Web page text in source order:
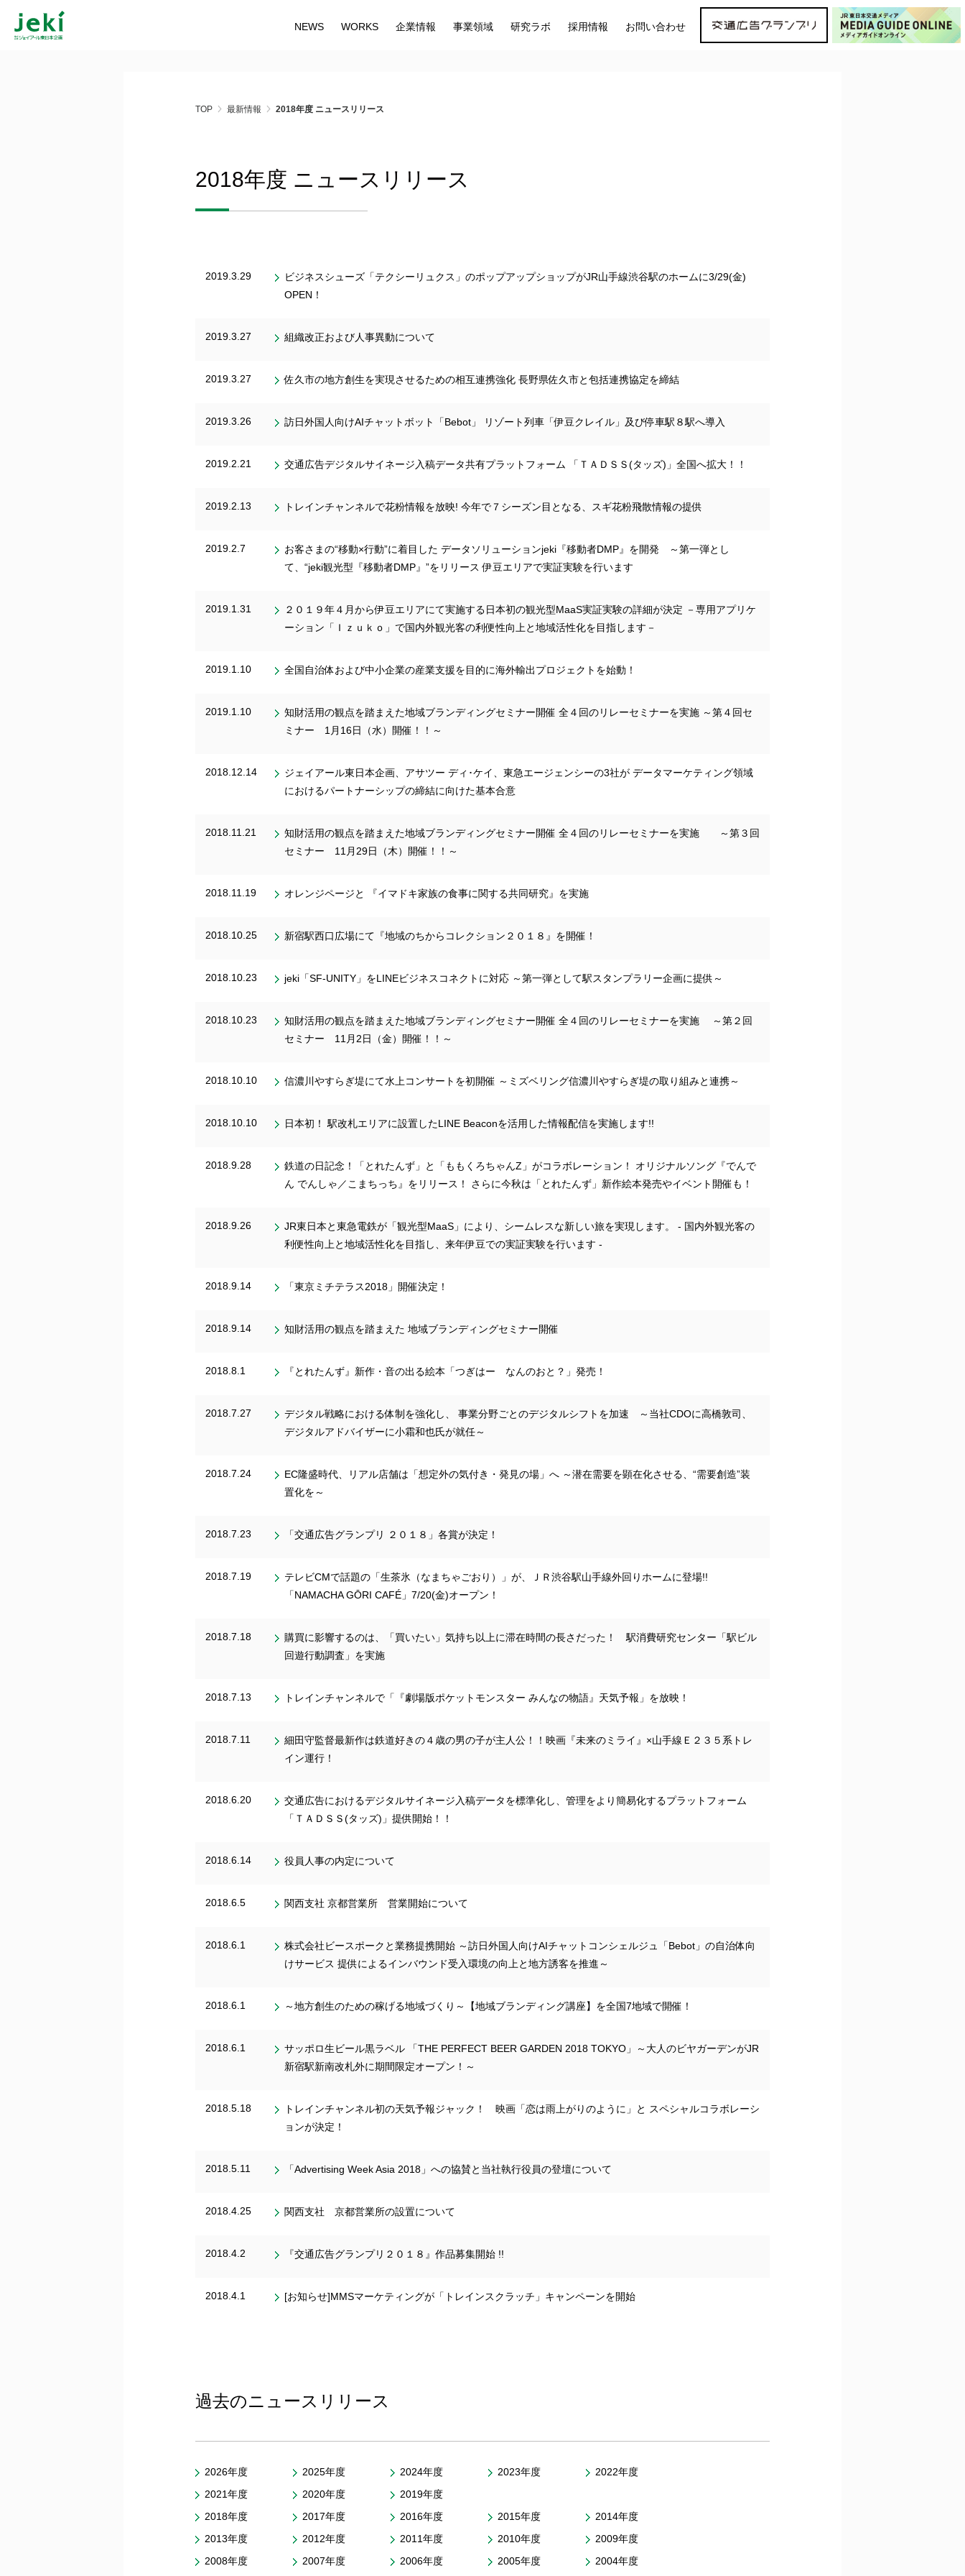
NEWS WORKS 企業情報 事業領域 研究ラボ 採用情報 お問い合わせ
TOP 最新情報 2018年度 ニュースリリース
2018年度 ニュースリリース
2019.3.29
ビジネスシューズ「テクシーリュクス」のポップアップショップがJR山手線渋谷駅のホームに3/29(金)
OPEN！
2019.3.27 組織改正および人事異動について
2019.3.27 佐久市の地方創生を実現させるための相互連携強化 長野県佐久市と包括連携協定を締結
2019.3.26 訪日外国人向けAIチャットボット「Bebot」 リゾート列車「伊豆クレイル」及び停車駅８駅へ導入
2019.2.21 交通広告デジタルサイネージ入稿データ共有プラットフォーム 「ＴＡＤＳＳ(タッズ)」全国へ拡大！！
2019.2.13 トレインチャンネルで花粉情報を放映! 今年で７シーズン目となる、スギ花粉飛散情報の提供
2019.2.7
お客さまの“移動×行動”に着目した データソリューションjeki『移動者DMP』を開発 ～第一弾とし
て、“jeki観光型『移動者DMP』”をリリース 伊豆エリアで実証実験を行います
2019.1.31
２０１９年４月から伊豆エリアにて実施する日本初の観光型MaaS実証実験の詳細が決定 －専用アプリケ
ーション「Ｉｚｕｋｏ」で国内外観光客の利便性向上と地域活性化を目指します－
2019.1.10 全国自治体および中小企業の産業支援を目的に海外輸出プロジェクトを始動！
2019.1.10
知財活用の観点を踏まえた地域ブランディングセミナー開催 全４回のリレーセミナーを実施 ～第４回セ
ミナー 1月16日（水）開催！！～
2018.12.14
ジェイアール東日本企画、アサツー ディ･ケイ、東急エージェンシーの3社が データマーケティング領域
におけるパートナーシップの締結に向けた基本合意
2018.11.21
知財活用の観点を踏まえた地域ブランディングセミナー開催 全４回のリレーセミナーを実施 ～第３回
セミナー 11月29日（木）開催！！～
2018.11.19 オレンジページと 『イマドキ家族の食事に関する共同研究』を実施
2018.10.25 新宿駅西口広場にて『地域のちからコレクション２０１８』を開催！
2018.10.23 jeki「SF-UNITY」をLINEビジネスコネクトに対応 ～第一弾として駅スタンプラリー企画に提供～
2018.10.23
知財活用の観点を踏まえた地域ブランディングセミナー開催 全４回のリレーセミナーを実施 ～第２回
セミナー 11月2日（金）開催！！～
2018.10.10 信濃川やすらぎ堤にて水上コンサートを初開催 ～ミズベリング信濃川やすらぎ堤の取り組みと連携～
2018.10.10 日本初！ 駅改札エリアに設置したLINE Beaconを活用した情報配信を実施します!!
2018.9.28
鉄道の日記念！「とれたんず」と「ももくろちゃんZ」がコラボレーション！ オリジナルソング『でんで
ん でんしゃ／こまちっち』をリリース！ さらに今秋は「とれたんず」新作絵本発売やイベント開催も！
2018.9.26
JR東日本と東急電鉄が「観光型MaaS」により、シームレスな新しい旅を実現します。 - 国内外観光客の
利便性向上と地域活性化を目指し、来年伊豆での実証実験を行います -
2018.9.14 「東京ミチテラス2018」開催決定！
2018.9.14 知財活用の観点を踏まえた 地域ブランディングセミナー開催
2018.8.1 『とれたんず』新作・音の出る絵本「つぎはー なんのおと？」発売！
2018.7.27
デジタル戦略における体制を強化し、 事業分野ごとのデジタルシフトを加速 ～当社CDOに高橋敦司、
デジタルアドバイザーに小霜和也氏が就任～
2018.7.24
EC隆盛時代、リアル店舗は「想定外の気付き・発見の場」へ ～潜在需要を顕在化させる、“需要創造”装
置化を～
2018.7.23 「交通広告グランプリ ２０１８」各賞が決定！
2018.7.19
テレビCMで話題の「生茶氷（なまちゃごおり）」が、ＪＲ渋谷駅山手線外回りホームに登場!!
「NAMACHA GŌRI CAFÉ」7/20(金)オープン！
2018.7.18
購買に影響するのは、「買いたい」気持ち以上に滞在時間の長さだった！ 駅消費研究センター「駅ビル
回遊行動調査」を実施
2018.7.13 トレインチャンネルで「『劇場版ポケットモンスター みんなの物語』天気予報」を放映！
2018.7.11
細田守監督最新作は鉄道好きの４歳の男の子が主人公！！映画『未来のミライ』×山手線Ｅ２３５系トレ
イン運行！
2018.6.20
交通広告におけるデジタルサイネージ入稿データを標準化し、管理をより簡易化するプラットフォーム
「ＴＡＤＳＳ(タッズ)」提供開始！！
2018.6.14 役員人事の内定について
2018.6.5 関西支社 京都営業所 営業開始について
2018.6.1
株式会社ビースポークと業務提携開始 ～訪日外国人向けAIチャットコンシェルジュ「Bebot」の自治体向
けサービス 提供によるインバウンド受入環境の向上と地方誘客を推進～
2018.6.1 ～地方創生のための稼げる地域づくり～【地域ブランディング講座】を全国7地域で開催！
2018.6.1
サッポロ生ビール黒ラベル 「THE PERFECT BEER GARDEN 2018 TOKYO」～大人のビヤガーデンがJR
新宿駅新南改札外に期間限定オープン！～
2018.5.18
トレインチャンネル初の天気予報ジャック！ 映画「恋は雨上がりのように」と スペシャルコラボレーシ
ョンが決定！
2018.5.11 「Advertising Week Asia 2018」への協賛と当社執行役員の登壇について
2018.4.25 関西支社 京都営業所の設置について
2018.4.2 『交通広告グランプリ２０１８』作品募集開始 !!
2018.4.1 [お知らせ]MMSマーケティングが「トレインスクラッチ」キャンペーンを開始
過去のニュースリリース
2026年度 2025年度 2024年度 2023年度
2022年度
2021年度
2020年度
2019年度
2018年度
2017年度 2016年度 2015年度
2014年度
2013年度
2012年度 2011年度 2010年度
2009年度
2008年度
2007年度 2006年度 2005年度 2004年度